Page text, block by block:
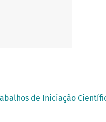
de Iniciação